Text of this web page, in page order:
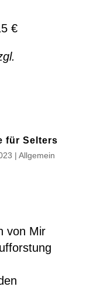
€
für Selters
| Allgemein
von Mir